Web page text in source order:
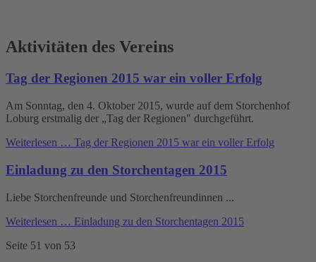
Aktivitäten des Vereins
Tag der Regionen 2015 war ein voller Erfolg
Am Sonntag, den 4. Oktober 2015, wurde auf dem Storchenhof
Loburg erstmalig der „Tag der Regionen" durchgeführt.
Weiterlesen … Tag der Regionen 2015 war ein voller Erfolg
Einladung zu den Storchentagen 2015
Liebe Storchenfreunde und Storchenfreundinnen ...
Weiterlesen … Einladung zu den Storchentagen 2015
Seite 51 von 53